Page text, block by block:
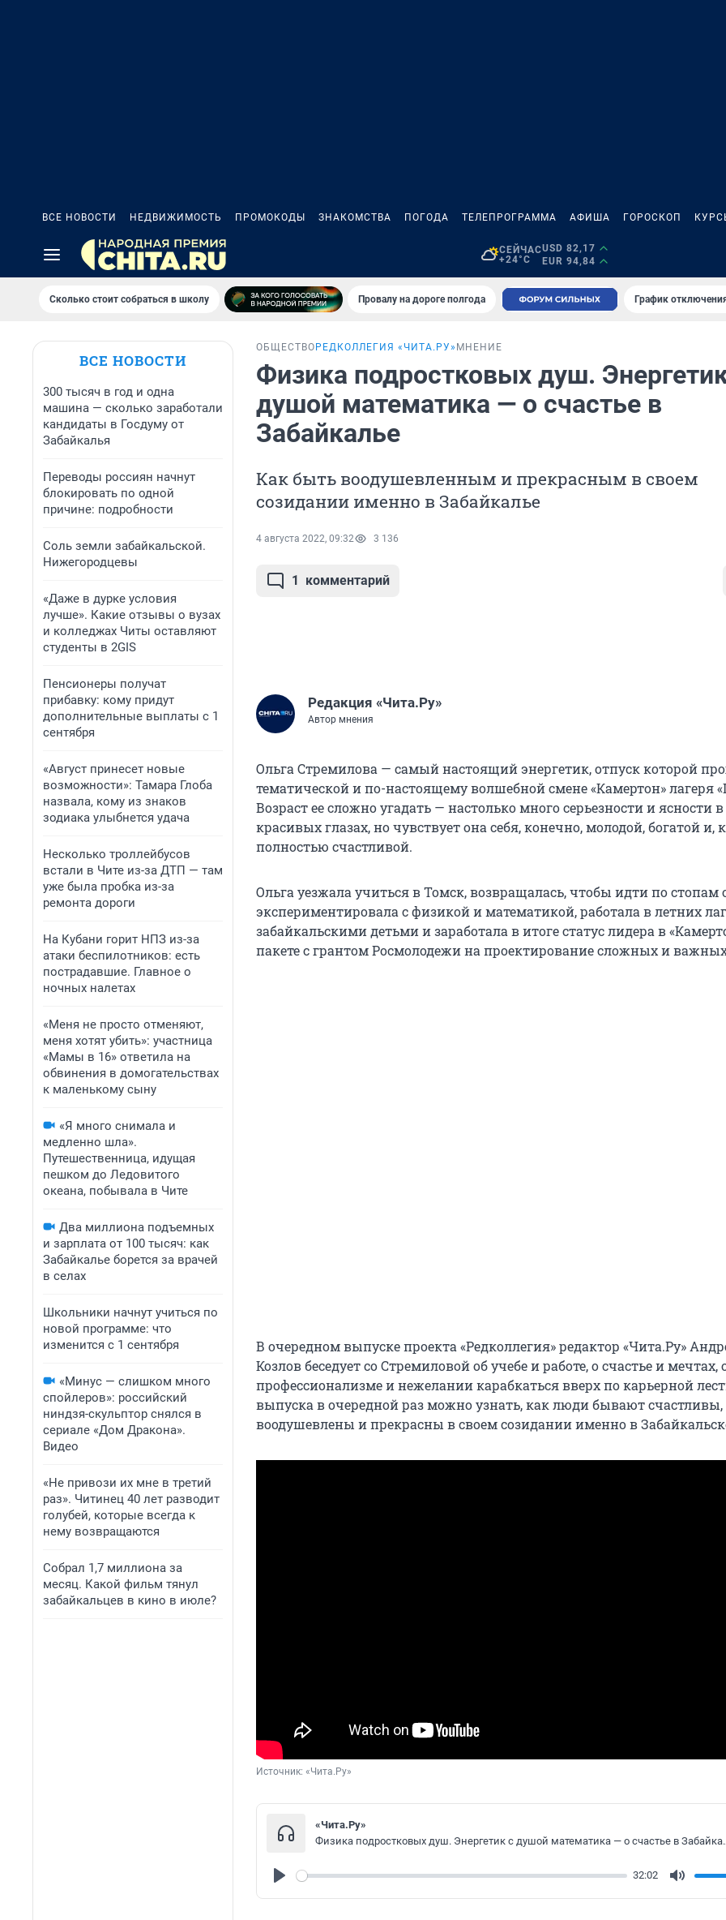
ВСЕ НОВОСТИ НЕДВИЖИМОСТЬ ПРОМОКОДЫ ЗНАКОМСТВА ПОГОДА ТЕЛЕПРОГРАММА АФИША ГОРОСКОП
СЕЙЧАС
+24°C
USD 82,17
EUR 94,84
Сколько стоит собраться в школу Провалу на дороге полгода График
ВСЕ НОВОСТИ
300 тысяч в год и одна
машина — сколько заработали
кандидаты в Госдуму от
Забайкалья
Переводы россиян начнут
блокировать по одной
причине: подробности
Соль земли забайкальской.
Нижегородцевы
«Даже в дурке условия
лучше». Какие отзывы о вузах
и колледжах Читы оставляют
студенты в 2GIS
Пенсионеры получат
прибавку: кому придут
дополнительные выплаты с 1
сентября
«Август принесет новые
возможности»: Тамара Глоба
назвала, кому из знаков
зодиака улыбнется удача
Несколько троллейбусов
встали в Чите из-за ДТП — там
уже была пробка из-за
ремонта дороги
На Кубани горит НПЗ из-за
атаки беспилотников: есть
пострадавшие. Главное о
ночных налетах
«Меня не просто отменяют,
меня хотят убить»: участница
«Мамы в 16» ответила на
обвинения в домогательствах
к маленькому сыну
«Я много снимала и
медленно шла».
Путешественница, идущая
пешком до Ледовитого
океана, побывала в Чите
Два миллиона подъемных
и зарплата от 100 тысяч: как
Забайкалье борется за врачей
в селах
Школьники начнут учиться по
новой программе: что
изменится с 1 сентября
«Минус — слишком много
спойлеров»: российский
ниндзя-скульптор снялся в
сериале «Дом Дракона».
Видео
«Не привози их мне в третий
раз». Читинец 40 лет разводит
голубей, которые всегда к
нему возвращаются
Собрал 1,7 миллиона за
месяц. Какой фильм тянул
забайкальцев в кино в июле?
ОБЩЕСТВО РЕДКОЛЛЕГИЯ «ЧИТА.РУ» МНЕНИЕ
Физика подростковых душ.
душой математика — о счастье в
Забайкалье
Как быть воодушевленным и прекрасным в своем
созидании именно в Забайкалье
4 августа 2022, 09:32 3 136
1 комментарий
Редакция «Чита.Ру»
Автор мнения
Ольга Стремилова — самый настоящий энергетик, отпуск которой
тематической и по-настоящему волшебной смене «Камертон» лагеря
Возраст ее сложно угадать — настолько много серьезности и ясности в
красивых глазах, но чувствует она себя, конечно, молодой, богатой и,
полностью счастливой.
Ольга уезжала учиться в Томск, возвращалась, чтобы идти по стопам
экспериментировала с физикой и математикой, работала в летних
забайкальскими детьми и заработала в итоге статус лидера в
пакете с грантом Росмолодежи на проектирование сложных и
В очередном выпуске проекта «Редколлегия» редактор «Чита.Ру»
Козлов беседует со Стремиловой об учебе и работе, о счастье и мечтах,
профессионализме и нежелании карабкаться вверх по карьерной
выпуска в очередной раз можно узнать, как люди бывают счастливы,
воодушевлены и прекрасны в своем созидании именно в
Источник: «Чита.Ру»
«Чита.Ру»
Физика
32:02